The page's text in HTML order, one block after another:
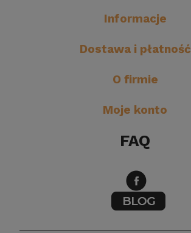
Informacje
Dostawa i płatność
O firmie
Moje konto
FAQ